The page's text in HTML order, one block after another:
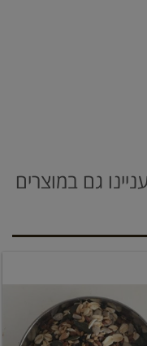
גם במוצרים